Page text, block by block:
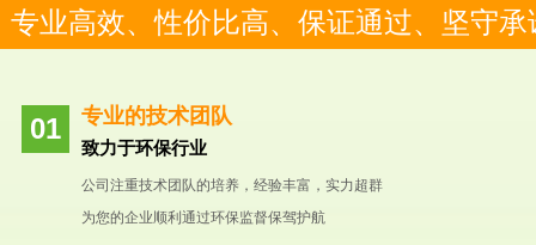
专业高效、性价比高、保证通过、坚守承
专业的技术团队
致力于环保行业
公司注重技术团队的培养，经验丰富，实力超群
为您的企业顺利通过环保监督保驾护航